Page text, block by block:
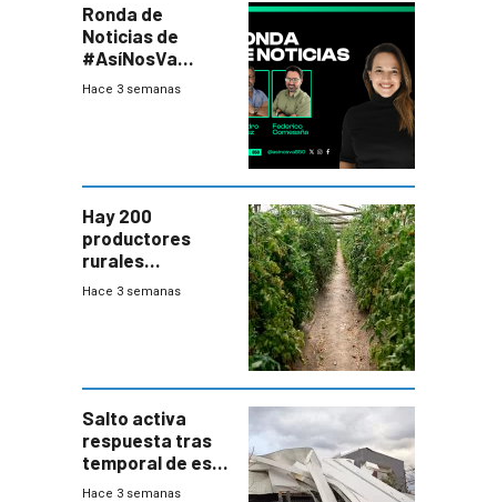
Ronda de
Noticias de
#AsíNosVa
(20/7/26)
Hace 3 semanas
Hay 200
productores
rurales
afectados tras
Hace 3 semanas
Salto activa
respuesta tras
temporal de este
sábado con
Hace 3 semanas